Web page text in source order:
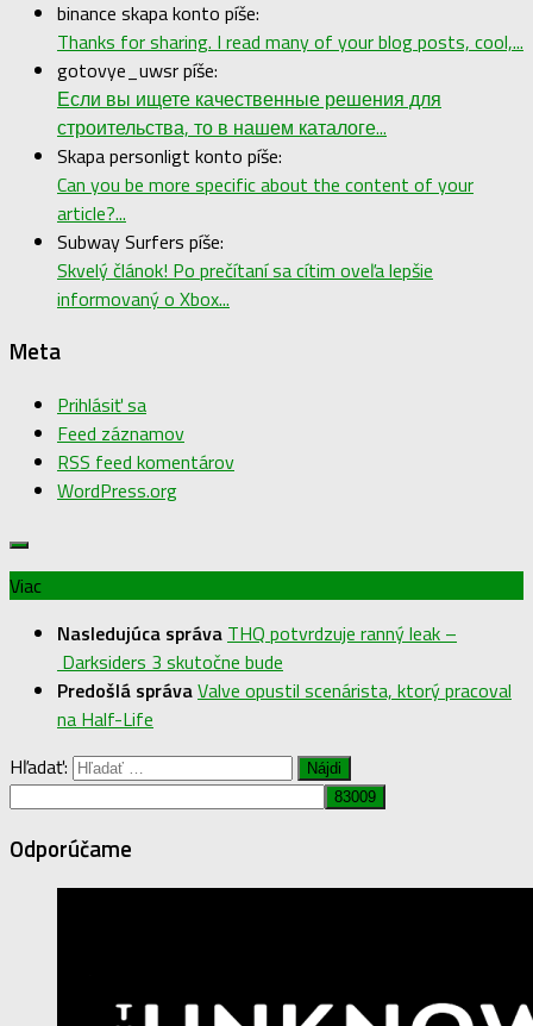
binance skapa konto píše:
Thanks for sharing. I read many of your blog posts, cool,...
gotovye_uwsr píše:
Если вы ищете качественные решения для
строительства, то в нашем каталоге...
Skapa personligt konto píše:
Can you be more specific about the content of your
article?...
Subway Surfers píše:
Skvelý článok! Po prečítaní sa cítim oveľa lepšie
informovaný o Xbox...
Meta
Prihlásiť sa
Feed záznamov
RSS feed komentárov
WordPress.org
Viac
Nasledujúca správa THQ potvrdzuje ranný leak –
Darksiders 3 skutočne bude
Predošlá správaValve opustil scenárista, ktorý pracoval
na Half-Life
Hľadať:
Odporúčame